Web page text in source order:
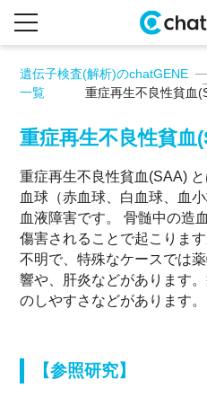
遺伝子検査(解析)のchatGENE
一覧
重症再生不良性貧血
重症再生不良性貧血
重症再生不良性貧血(SAA)
血球（赤血球、白血球、血
血液障害です。 骨髄中の造
傷害されることで起こりま
不明で、特殊なケースでは
響や、肝炎などがあります
のしやすさなどがあります。
【参照研究】